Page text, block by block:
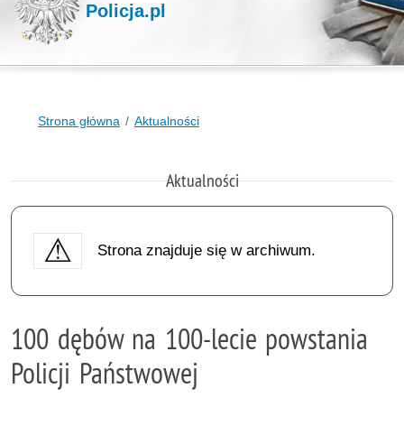
Policja.pl
Strona główna Aktualności
Aktualności
Strona znajduje się w archiwum.
100 dębów na 100-lecie powstania
Policji Państwowej